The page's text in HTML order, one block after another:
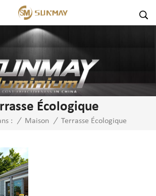
Écologique
: / Maison / Terrasse Écologique